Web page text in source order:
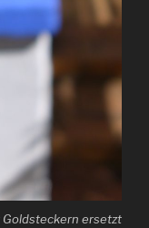
Goldsteckern ersetzt